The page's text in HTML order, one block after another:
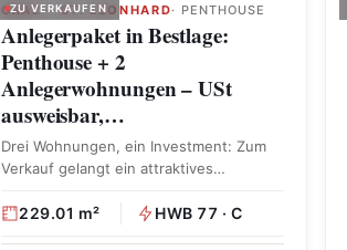
ZU VERKAUFEN
GRAZ – ST. LEONHARD· PENTHOUSE
Anlegerpaket in Bestlage:
Penthouse + 2
Anlegerwohnungen – USt
ausweisbar,…
Drei Wohnungen, ein Investment: Zum
Verkauf gelangt ein attraktives
Bestlage …
229.01 m² HWB 77 · C